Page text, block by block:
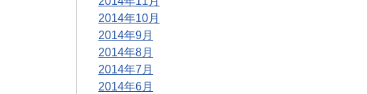
2014年10月
2014年9月
2014年8月
2014年7月
2014年6月